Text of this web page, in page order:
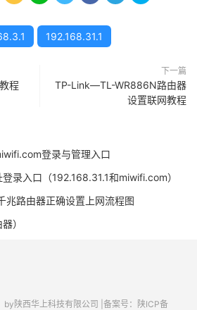
192.168.31.1
程
下一篇
TP-Link—TL-WR886N路由器
设置联网教程
登录与管理入口
录入口（192.168.31.1和miwifi.com）
路由器正确设置上网流程图
）
by陕西华上科技有限公司 | 备案号：陕ICP备